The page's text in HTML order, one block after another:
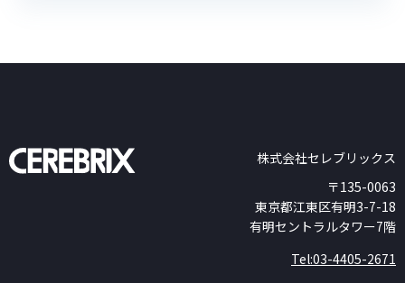
株式会社セレブリックス
〒135-0063
東京都江東区有明3-7-18
有明セントラルタワー7階
Tel:03-4405-2671